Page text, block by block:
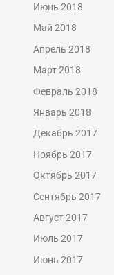
Июнь 2018
Май 2018
Апрель 2018
Март 2018
Февраль 2018
Январь 2018
Декабрь 2017
Ноябрь 2017
Октябрь 2017
Сентябрь 2017
Август 2017
Июль 2017
Июнь 2017